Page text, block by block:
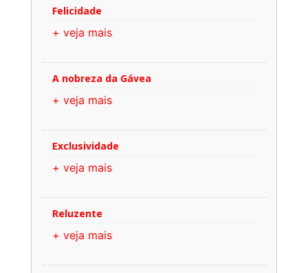
Felicidade
+ veja mais
A nobreza da Gávea
+ veja mais
Exclusividade
+ veja mais
Reluzente
+ veja mais